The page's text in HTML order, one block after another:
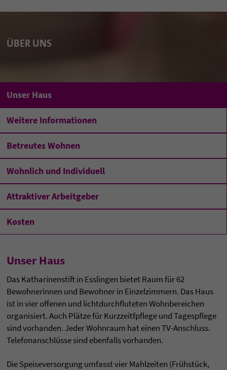
ÜBER UNS
Unser Haus
Weitere Informationen
Betreutes Wohnen
Wohnlich und Individuell
Attraktiver Arbeitgeber
Kosten
Unser Haus
Das Katharinenstift in Esslingen bietet Raum für 62
Bewohnerinnen und Bewohner in Einzelzimmern. Das Haus
ist in vier offenen und lichtdurchfluteten Wohnbereichen
organisiert. Auch Plätze für Kurzzeitfpflege und Tagespflege
sind vorhanden. Jeder Wohnraum hat einen TV-Anschluss.
Telefonanschlüsse sind ebenfalls vorhanden.
Die Speiseversorgung umfasst vier Mahlzeiten (Frühstück,